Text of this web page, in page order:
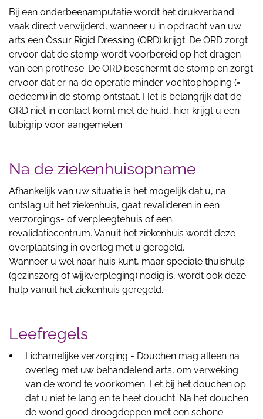
Bij een onderbeenamputatie wordt het drukverband
vaak direct verwijderd, wanneer u in opdracht van uw
arts een Össur Rigid Dressing (ORD) krijgt. De ORD zorgt
ervoor dat de stomp wordt voorbereid op het dragen
van een prothese. De ORD beschermt de stomp en zorgt
ervoor dat er na de operatie minder vochtophoping (=
oedeem) in de stomp ontstaat. Het is belangrijk dat de
ORD niet in contact komt met de huid, hier krijgt u een
tubigrip voor aangemeten.
Na de ziekenhuisopname
Afhankelijk van uw situatie is het mogelijk dat u, na
ontslag uit het ziekenhuis, gaat revalideren in een
verzorgings- of verpleegtehuis of een
revalidatiecentrum. Vanuit het ziekenhuis wordt deze
overplaatsing in overleg met u geregeld.
Wanneer u wel naar huis kunt, maar speciale thuishulp
(gezinszorg of wijkverpleging) nodig is, wordt ook deze
hulp vanuit het ziekenhuis geregeld.
Leefregels
Lichamelijke verzorging - Douchen mag alleen na
overleg met uw behandelend arts, om verweking
van de wond te voorkomen. Let bij het douchen op
dat u niet te lang en te heet doucht. Na het douchen
de wond goed droogdeppen met een schone